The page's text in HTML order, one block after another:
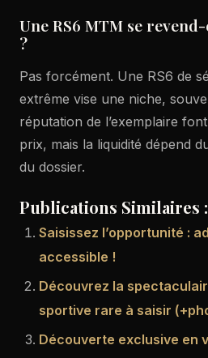
Une RS6 MTM se
?
Pas forcément. Une RS6 de
extrême vise une niche,
réputation de l’exemplaire
prix, mais la liquidité dépend
du dossier.
Publications Similaires :
Saisissez l’opportunité :
accessible !
Découvrez la
sportive rare à saisir
Découverte exclusive en